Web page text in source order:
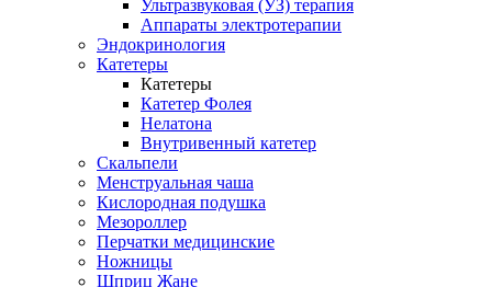
Ультразвуковая (УЗ) терапия
Аппараты электротерапии
Эндокринология
Катетеры
Катетеры
Катетер Фолея
Нелатона
Внутривенный катетер
Скальпели
Менструальная чаша
Кислородная подушка
Мезороллер
Перчатки медицинские
Ножницы
Шприц Жане